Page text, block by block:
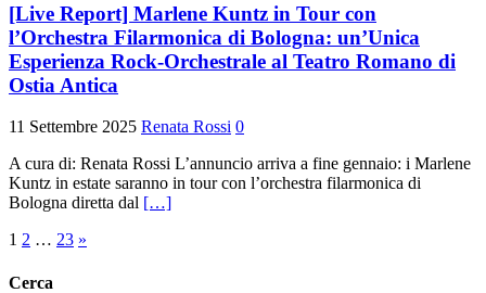
[Live Report] Marlene Kuntz in Tour con
l’Orchestra Filarmonica di Bologna: un’Unica
Esperienza Rock-Orchestrale al Teatro Romano di
Ostia Antica
11 Settembre 2025 Renata Rossi 0
A cura di: Renata Rossi L’annuncio arriva a fine gennaio: i Marlene
Kuntz in estate saranno in tour con l’orchestra filarmonica di
Bologna diretta dal […]
Paginazione
degli
1 2 … 23 »
Cerca